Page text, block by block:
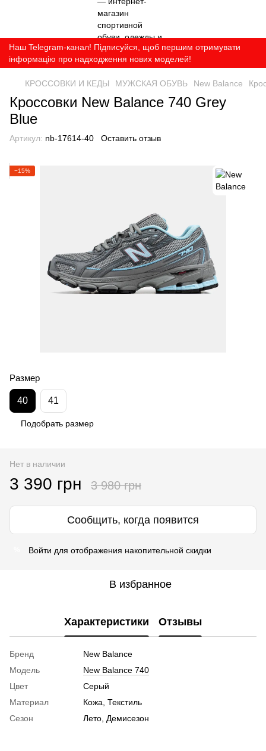
Наш Telegram-канал! Підписуйся, щоб першим отримувати
інформацію про надходження нових моделей!
КРОССОВКИ И КЕДЫ МУЖСКАЯ ОБУВЬ New Balance
Кроссовки New Balance 740 Grey
Blue
Артикул: nb-17614-40 Оставить отзыв
−15%
Размер
40 41
Подобрать размер
Нет в наличии
3 390 грн 3 980 грн
Сообщить, когда появится
Войти для отображения накопительной скидки
В избранное
Характеристики Отзывы
Бренд
New Balance
Модель
New Balance 740
Цвет
Серый
Материал
Кожа, Текстиль
Сезон
Лето, Демисезон